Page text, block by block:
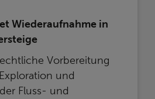
Wiederaufnahme in
Vorbereitung
und
Fluss- und